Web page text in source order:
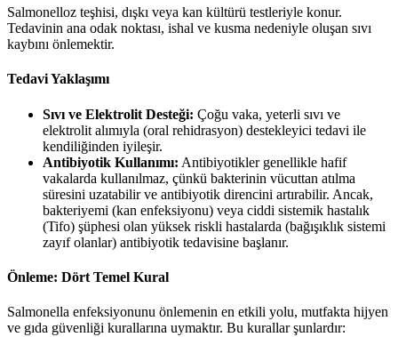
Salmonelloz teşhisi, dışkı veya kan kültürü testleriyle konur.
Tedavinin ana odak noktası, ishal ve kusma nedeniyle oluşan sıvı
kaybını önlemektir.
Tedavi Yaklaşımı
Sıvı ve Elektrolit Desteği: Çoğu vaka, yeterli sıvı ve
elektrolit alımıyla (oral rehidrasyon) destekleyici tedavi ile
kendiliğinden iyileşir.
Antibiyotik Kullanımı: Antibiyotikler genellikle hafif
vakalarda kullanılmaz, çünkü bakterinin vücuttan atılma
süresini uzatabilir ve antibiyotik direncini artırabilir. Ancak,
bakteriyemi (kan enfeksiyonu) veya ciddi sistemik hastalık
(Tifo) şüphesi olan yüksek riskli hastalarda (bağışıklık sistemi
zayıf olanlar) antibiyotik tedavisine başlanır.
Önleme: Dört Temel Kural
Salmonella enfeksiyonunu önlemenin en etkili yolu, mutfakta hijyen
ve gıda güvenliği kurallarına uymaktır. Bu kurallar şunlardır: